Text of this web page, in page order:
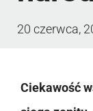
20 czerwca,
Ciekawość